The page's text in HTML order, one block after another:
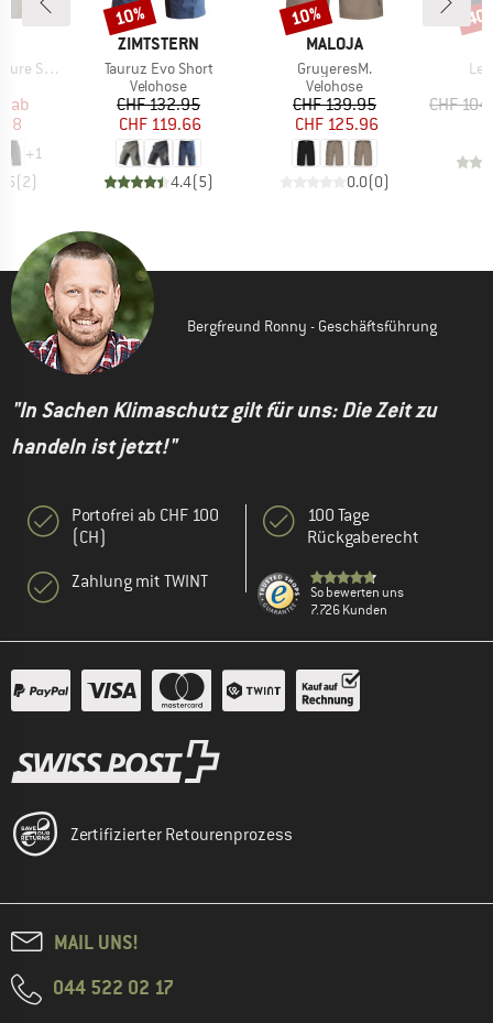
Shorts
Preis
ab
+1
(2)
MARKE
ZIMTSTERN
Artikel
Tauruz Evo Short
Produktgruppe
Velohose
Preis
CHF 132.95reduzierter Preis
CHF 119.66
4.4(5)
Rabatt
10%
MARKE
MALOJA
Artikel
GruyeresM.
Produktgruppe
Velohose
Preis
CHF 139.95reduzierter Preis
CHF 125.96
0.0(0)
Rabatt
10%
CHF
Bergfreund Ronny - Geschäftsführung
"In Sachen Klimaschutz gilt für uns: Die Zeit zu
handeln ist jetzt!"
Portofrei ab CHF 100
(CH)
Zahlung mit TWINT
100 Tage
Rückgaberecht
So bewerten uns
7.726 Kunden
Zertifizierter Retourenprozess
MAIL UNS!
044 522 02 17